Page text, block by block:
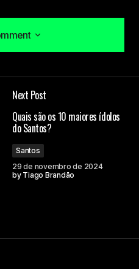
marcados com*
Next Post
Quais são os 10 maiores ídolos
do Santos?
Santos
29 de novembro de 2024
by Tiago Brandão